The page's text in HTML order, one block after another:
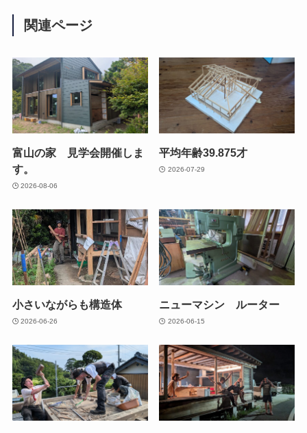
関連ページ
富山の家 見学会開催しま
す。
2026-08-06
平均年齢39.875才
2026-07-29
小さいながらも構造体
2026-06-26
ニューマシン ルーター
2026-06-15